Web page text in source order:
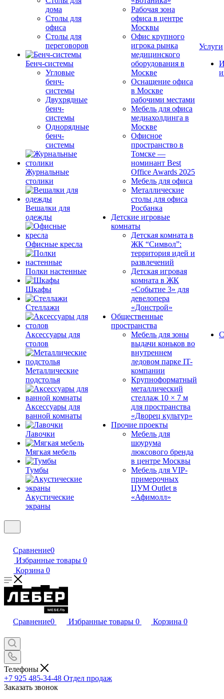
дома
Столы для
офиса
Столы для
переговоров
Бенч-системы
Угловые
бенч-
системы
Двухрядные
бенч-
системы
Однорядные
бенч-
системы
Журнальные
столики
Вешалки для
одежды
Офисные кресла
Полки настенные
Шкафы
Стеллажи
Аксессуары для
столов
Металлические
подстолья
Аксессуары для
ванной комнаты
Лавочки
Мягкая мебель
Тумбы
Акустические
экраны
Рабочая зона
офиса в центре
Москвы
Офис крупного
игрока рынка
медицинского
оборудования в
Москве
Оснащение офиса
в Москве
рабочими местами
Мебель для офиса
медиахолдинга в
Москве
Офисное
пространство в
Томске —
номинант Best
Office Awards 2025
Мебель для офиса
Металлические
столы для офиса
Росбанка
Детские игровые
комнаты
Детская комната в
ЖК “Символ”:
территория идей и
развлечений
Детская игровая
комната в ЖК
«Событие 3» для
девелопера
«Донстрой»
Общественные
пространства
Мебель для зоны
выдачи коньков во
внутреннем
ледовом парке IT-
компании
Крупноформатный
металлический
стеллаж 10 × 7 м
для пространства
«Дворец культур»
Прочие проекты
Мебель для
шоурума
люксового бренда
в центре Москвы
Мебель для VIP-
примерочных
ЦУМ Outlet в
«Афимолл»
Услуги
Сравнение0
Избранные товары 0
Корзина 0
Сравнение0 Избранные товары 0 Корзина 0
Телефоны
+7 925 485-34-48 Отдел продаж
Заказать звонок